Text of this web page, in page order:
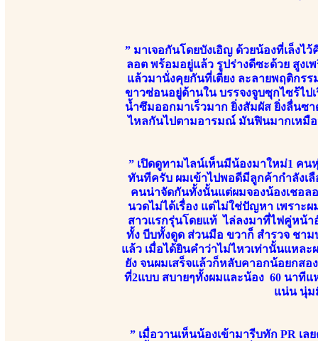
” มาเจอกันโดยบังเอิญ ด้วยน้องที่เล็งไ
ลอต พร้อมอยู่แล้ว รูปร่างดีซะด้วย สูงเ
แล้วมานั่งคุยกันที่เตียง ละลายพฤติกร
ขาวซ่อนอยู่ด้านใน บรรจงจูบซุกไซร้ไป
น้ำซึมออกมาเร็วมาก ยิ่งสัมผัส ยิ่งลื่นซา
ไหลกันไปตามอารมณ์ มันฟินมากเหมือ
” เปิดดูทามไลน์เห็นมีน้องมาใหม่1 คน
ทันทีครับ ผมเข้าไปพอดีมีลูกค้ากำลังเ
คนน่าจัดกันทั้งนั้นแต่ผมจองน้องเชอล
นวดไม่ได้เรื่อง แต่ไม่ใช่ปัญหา เพรา
สาวแรกรุ่นโดยแท้ ไล่ลงมาที่ไฟคู่หน้
ทั้ง บีบทั้งดูด ส่วนมือ ขวาก็ สำรวจ ชา
แล้ว เมื่อได้ยินคำว่าไม่ไหวเท่านั้นแหล
ยัง จนผมเสร็จแล้วก็หลับคาอกน้อยกสอ
ที่2แบบ สบายๆทั้งผมและน้อง 60 นาทีแ
แน่น นุ่ม
” เมื่อวานเห็นน้องเข้ามารีบทัก PR เ